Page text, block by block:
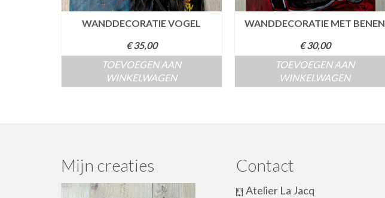
WANDDECORATIE VOGEL
€35,00
TOEVOEGEN AAN
WINKELWAGEN
WANDDECORATIE MET BENEN
€30,00
TOEVOEGEN AAN
WINKELWAGEN
Mijn creaties Contact
Atelier La Jacq